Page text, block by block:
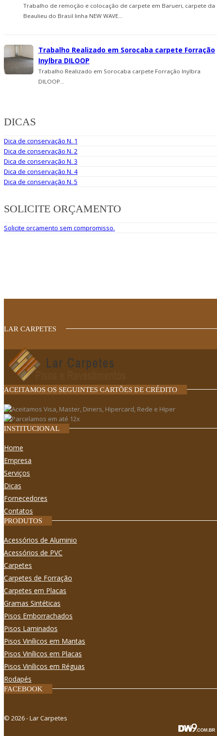
Trabalho de remoção e colocação de carpete em Barueri, carpete da
Beaulieu do Brasil linha NEW WAVE...
Trabalho Realizado em Sorocaba carpete Forração
Inylbra DILOOP
Trabalho Realizado em Sorocaba carpete Forração Inylbra
DILOOP...
DICAS
Dica de conservação N. 1
Dica de conservação N. 2
Dica de conservação N. 3
Dica de conservação N. 4
Dica de conservação N. 5
SOLICITE ORÇAMENTO
Solicite orçamento sem compromisso.
LAR CARPETES
ACEITAMOS OS SEGUINTES CARTÕES DE CRÉDITO
INSTITUCIONAL
Home
Empresa
Serviços
Dicas
Fornecedores
Contatos
PRODUTOS
Acessórios de Aluminio
Acessórios de PVC
Carpetes
Carpetes de Forração
Carpetes em Placas
Gramas Sintéticas
Pisos Emborrachados
Pisos Laminados
Pisos Viní­licos em Mantas
Pisos Viní­licos em Placas
Pisos Viní­licos em Réguas
Rodapés
FACEBOOK
© 2026 - Lar Carpetes